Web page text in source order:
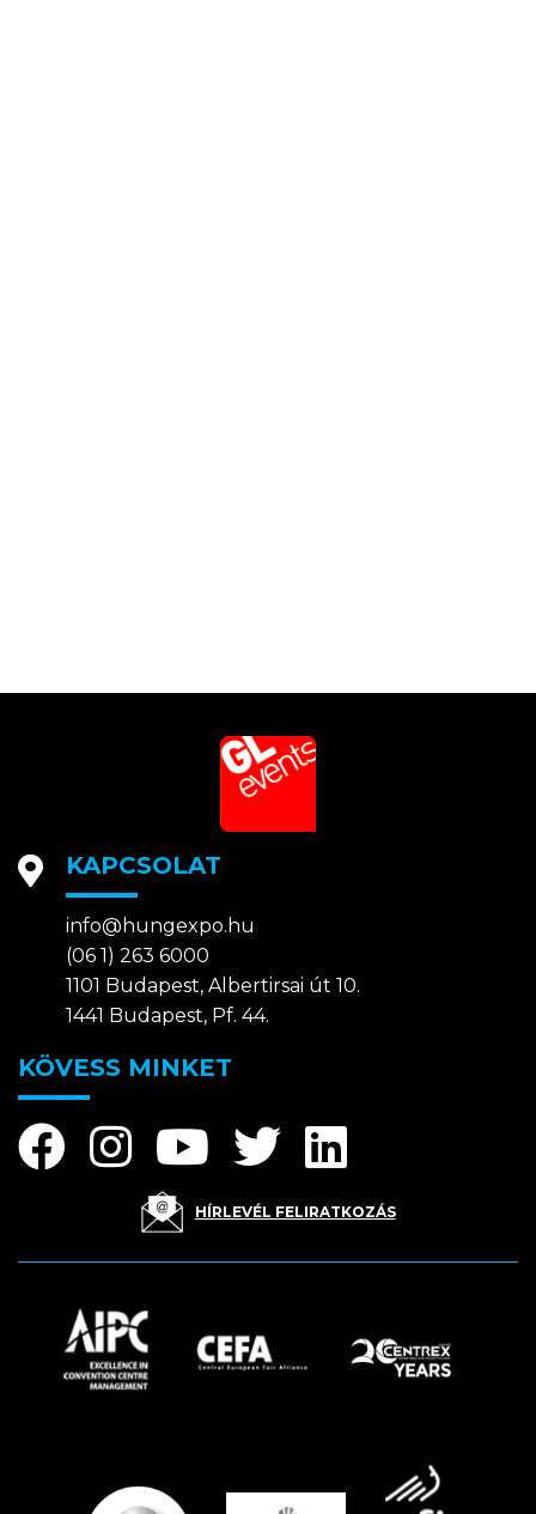
KAPCSOLAT
info@hungexpo.hu
(06 1) 263 6000
1101 Budapest, Albertirsai út 10.
1441 Budapest, Pf. 44.
KÖVESS MINKET
HÍRLEVÉL FELIRATKOZÁS